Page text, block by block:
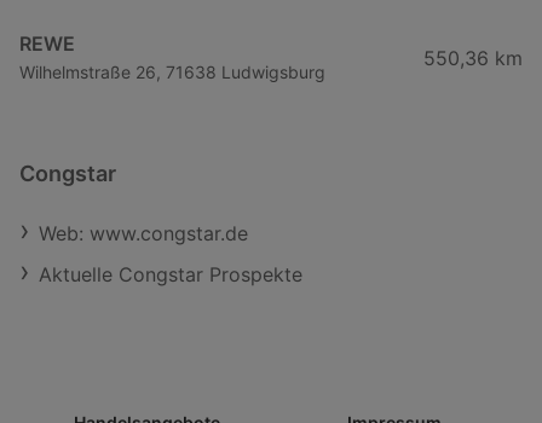
REWE
Wilhelmstraße 26, 71638 Ludwigsburg
550,36 km
Congstar
Web: www.congstar.de
Aktuelle Congstar Prospekte